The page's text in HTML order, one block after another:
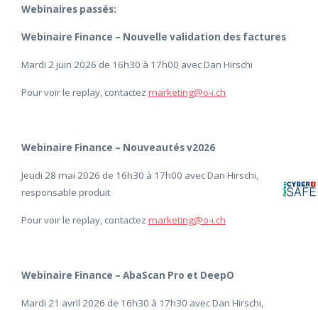
Webinaires passés:
Webinaire Finance – Nouvelle validation des factures
Mardi 2 juin 2026 de 16h30 à 17h00 avec Dan Hirschi
Pour voir le replay, contactez marketing@o-i.ch
Webinaire Finance – Nouveautés v2026
Jeudi 28 mai 2026 de 16h30 à 17h00 avec Dan Hirschi,
responsable produit
Pour voir le replay, contactez marketing@o-i.ch
Webinaire Finance – AbaScan Pro et DeepO
Mardi 21 avril 2026 de 16h30 à 17h30 avec Dan Hirschi,